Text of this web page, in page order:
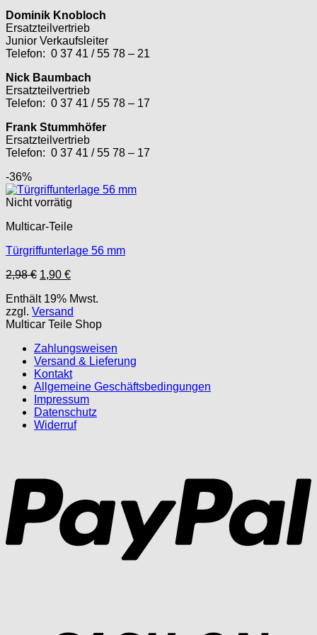
Dominik Knobloch
Ersatzteilvertrieb
Junior Verkaufsleiter
Telefon: 0 37 41 / 55 78 – 21
Nick Baumbach
Ersatzteilvertrieb
Telefon: 0 37 41 / 55 78 – 17
Frank Stummhöfer
Ersatzteilvertrieb
Telefon: 0 37 41 / 55 78 – 17
-36%
Nicht vorrätig
Multicar-Teile
Türgriffunterlage 56 mm
2,98€ Ursprünglicher
war:
2,98 €
1,90 €Aktueller
ist:
1,90 €.
Enthält 19% Mwst.
zzgl. Versand
Multicar Teile Shop
Zahlungsweisen
Versand & Lieferung
Kontakt
Allgemeine Geschäftsbedingungen
Impressum
Datenschutz
Widerruf